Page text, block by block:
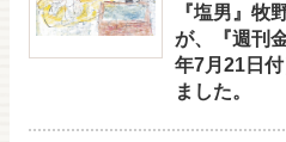
『塩男』牧
が、『週刊
年7月21日
ました。